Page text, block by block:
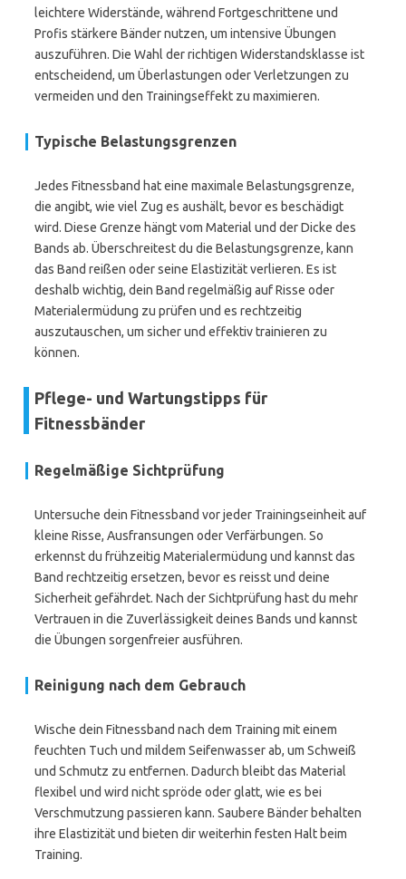
leichtere Widerstände, während Fortgeschrittene und
Profis stärkere Bänder nutzen, um intensive Übungen
auszuführen. Die Wahl der richtigen Widerstandsklasse ist
entscheidend, um Überlastungen oder Verletzungen zu
vermeiden und den Trainingseffekt zu maximieren.
Typische Belastungsgrenzen
Jedes Fitnessband hat eine maximale Belastungsgrenze,
die angibt, wie viel Zug es aushält, bevor es beschädigt
wird. Diese Grenze hängt vom Material und der Dicke des
Bands ab. Überschreitest du die Belastungsgrenze, kann
das Band reißen oder seine Elastizität verlieren. Es ist
deshalb wichtig, dein Band regelmäßig auf Risse oder
Materialermüdung zu prüfen und es rechtzeitig
auszutauschen, um sicher und effektiv trainieren zu
können.
Pflege- und Wartungstipps für
Fitnessbänder
Regelmäßige Sichtprüfung
Untersuche dein Fitnessband vor jeder Trainingseinheit auf
kleine Risse, Ausfransungen oder Verfärbungen. So
erkennst du frühzeitig Materialermüdung und kannst das
Band rechtzeitig ersetzen, bevor es reisst und deine
Sicherheit gefährdet. Nach der Sichtprüfung hast du mehr
Vertrauen in die Zuverlässigkeit deines Bands und kannst
die Übungen sorgenfreier ausführen.
Reinigung nach dem Gebrauch
Wische dein Fitnessband nach dem Training mit einem
feuchten Tuch und mildem Seifenwasser ab, um Schweiß
und Schmutz zu entfernen. Dadurch bleibt das Material
flexibel und wird nicht spröde oder glatt, wie es bei
Verschmutzung passieren kann. Saubere Bänder behalten
ihre Elastizität und bieten dir weiterhin festen Halt beim
Training.